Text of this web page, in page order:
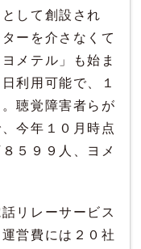
して創設され
ーを介さなくて
メテル」も始ま
利用可能で、１
聴覚障害者らが
今年１０月時点
５９９人、ヨメ
リレーサービス
営費には２０社